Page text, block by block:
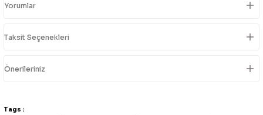
Yorumlar
Taksit Seçenekleri
Önerileriniz
Tags :